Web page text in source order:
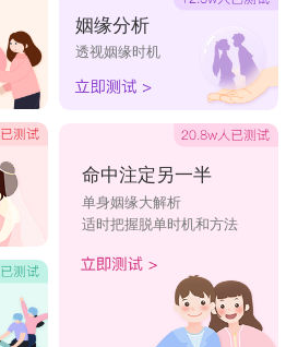
姻缘分析
透视姻缘时机
命中注定另一半
单身姻缘大解析
适时把握脱单时机和方法